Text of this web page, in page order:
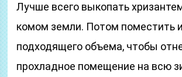
Лучше всего выкопать
комом земли. Потом поместить
подходящего объема, чтобы
прохладное помещение на всю